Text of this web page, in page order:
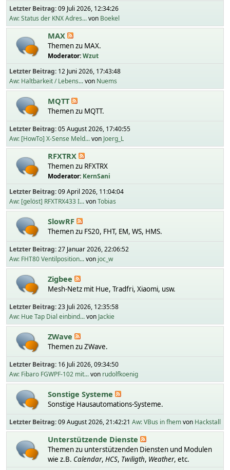
Letzter Beitrag:09 Juli 2026, 12:34:26
Aw: Status der KNX Adres...von Boekel
MAX
Themen zu MAX.
Moderator:Wzut
Letzter Beitrag: 12 Juni 2026, 17:43:48
Aw: Haltbarkeit / Lebens...von Nuems
MQTT
Themen zu MQTT.
Letzter Beitrag:05 August 2026, 17:40:55
Aw: [HowTo] X-Sense Meld...von Joerg_L
RFXTRX
Themen zu RFXTRX
Moderator: KernSani
Letzter Beitrag:09 April 2026, 11:04:04
Aw: [gelöst] RFXTRX433 I...vonTobias
SlowRF
Themen zu FS20, FHT, EM, WS, HMS.
Letzter Beitrag:27 Januar 2026, 22:06:52
Aw: FHT80 Ventilposition...von joc_w
Zigbee
Mesh-Netz mit Hue, Tradfri, Xiaomi, usw.
Letzter Beitrag:23 Juli 2026, 12:35:58
Aw: Hue Tap Dial einbind...von Jackie
ZWave
Themen zu ZWave.
Letzter Beitrag: 16 Juli 2026, 09:34:50
Aw: Fibaro FGWPF-102 mit...von rudolfkoenig
Sonstige Systeme
Sonstige Hausautomations-Systeme.
Letzter Beitrag:09 August 2026, 21:42:21 Aw: VBus in fhemvon Hackstall
Unterstützende Dienste
Themen zu unterstützenden Diensten und Modulen
wie z.B. Calendar, HCS, Twiligth, Weather, etc.